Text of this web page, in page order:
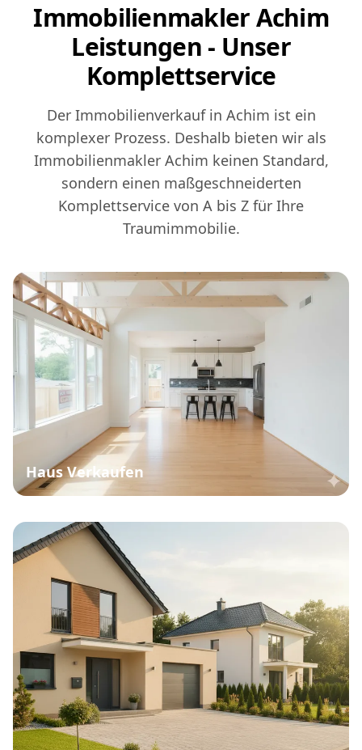
Immobilienmakler Achim
Leistungen - Unser
Komplettservice
Der Immobilienverkauf in Achim ist ein
komplexer Prozess. Deshalb bieten wir als
Immobilienmakler Achim keinen Standard,
sondern einen maßgeschneiderten
Komplettservice von A bis Z für Ihre
Traumimmobilie.
Haus Verkaufen